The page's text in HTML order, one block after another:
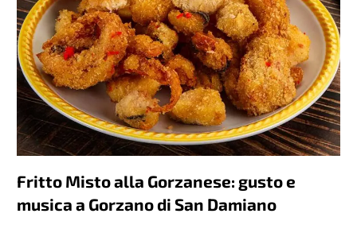
Fritto Misto alla Gorzanese: gusto e
musica a Gorzano di San Damiano